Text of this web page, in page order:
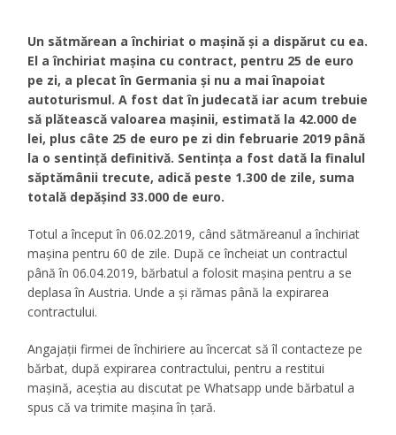
Un sătmărean a închiriat o maşină şi a dispărut cu ea.
El a închiriat maşina cu contract, pentru 25 de euro
pe zi, a plecat în Germania şi nu a mai înapoiat
autoturismul. A fost dat în judecată iar acum trebuie
să plătească valoarea maşinii, estimată la 42.000 de
lei, plus câte 25 de euro pe zi din februarie 2019 până
la o sentinţă definitivă. Sentinţa a fost dată la finalul
săptămânii trecute, adică peste 1.300 de zile, suma
totală depăşind 33.000 de euro.
Totul a început în 06.02.2019, când sătmăreanul a închiriat
mașina pentru 60 de zile. După ce încheiat un contractul
până în 06.04.2019, bărbatul a folosit mașina pentru a se
deplasa în Austria. Unde a și rămas până la expirarea
contractului.
Angajaţii firmei de închiriere au încercat să îl contacteze pe
bărbat, după expirarea contractului, pentru a restitui
mașină, aceștia au discutat pe Whatsapp unde bărbatul a
spus că va trimite mașina în țară.